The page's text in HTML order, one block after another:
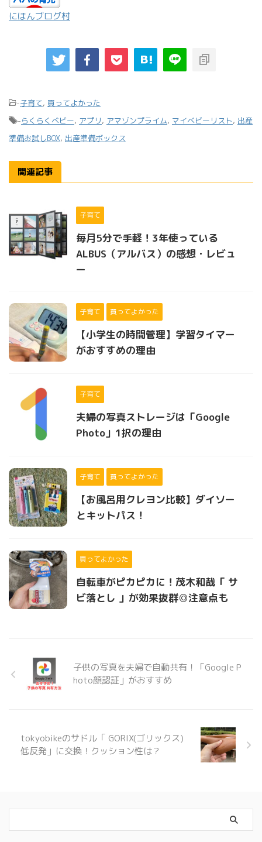
にほんブログ村
-子育て, 買ってよかった
-らくらくベビー, アプリ, アマゾンプライム, マイベビーリスト, 出産
準備お試しBOX, 出産準備ボックス
関連記事
子育て
毎月5分で手軽！3年使っている
ALBUS（アルバス）の感想・レビュ
ー
子育て 買ってよかった
【小学生の時間管理】学習タイマー
がおすすめの理由
子育て
夫婦の写真ストレージは「Google
Photo」1択の理由
子育て 買ってよかった
【お風呂用クレヨン比較】ダイソー
とキットパス！
買ってよかった
自転車がピカピカに！茂木和哉「 サ
ビ落とし 」が効果抜群◎注意点も
子供の写真を夫婦で自動共有！「Google P
hoto顔認証」がおすすめ
tokyobikeのサドル「 GORIX(ゴリックス)
低反発」に交換！クッション性は？